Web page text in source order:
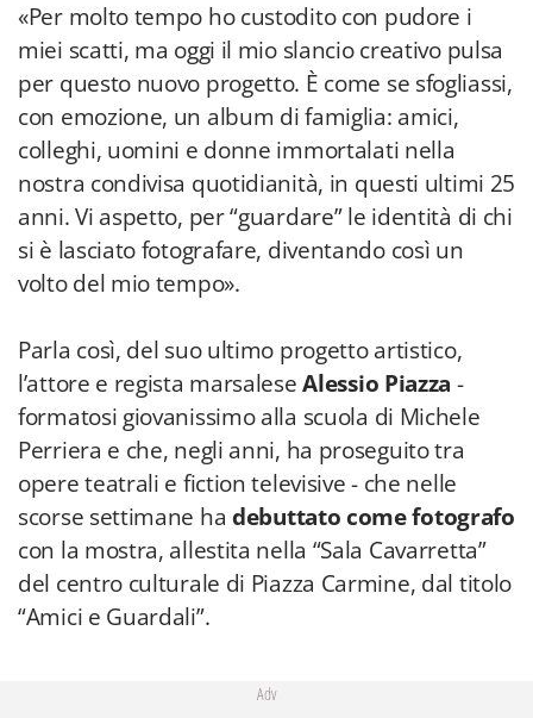
«Per molto tempo ho custodito con pudore i
miei scatti, ma oggi il mio slancio creativo pulsa
per questo nuovo progetto. È come se sfogliassi,
con emozione, un album di famiglia: amici,
colleghi, uomini e donne immortalati nella
nostra condivisa quotidianità, in questi ultimi 25
anni. Vi aspetto, per “guardare” le identità di chi
si è lasciato fotografare, diventando così un
volto del mio tempo».
Parla così, del suo ultimo progetto artistico,
l’attore e regista marsaleseAlessio Piazza -
formatosi giovanissimo alla scuola di Michele
Perriera e che, negli anni, ha proseguito tra
opere teatrali e fiction televisive - che nelle
scorse settimane ha debuttato come fotografo
con la mostra, allestita nella “Sala Cavarretta”
del centro culturale di Piazza Carmine, dal titolo
“Amici e Guardali”.
Adv